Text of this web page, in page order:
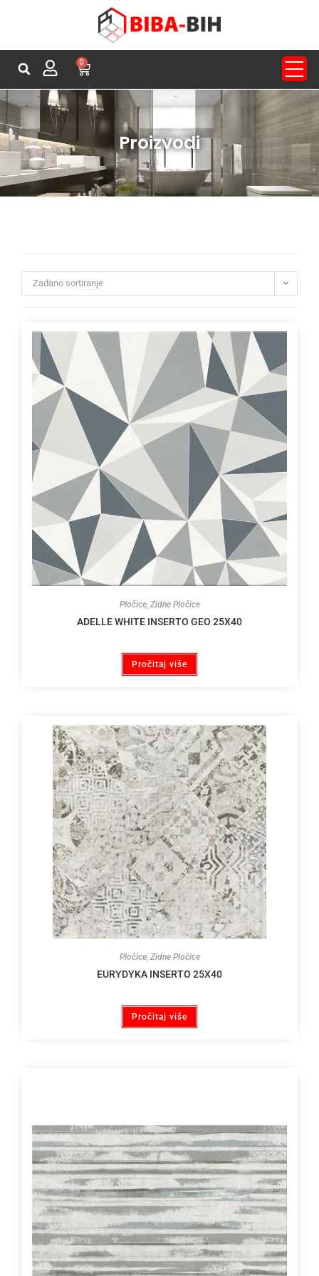
0
Proizvodi
Zadano sortiranje
Pločice, Zidne Pločice
ADELLE WHITE INSERTO GEO 25X40
Pročitaj više
Pločice, Zidne Pločice
EURYDYKA INSERTO 25X40
Pročitaj više